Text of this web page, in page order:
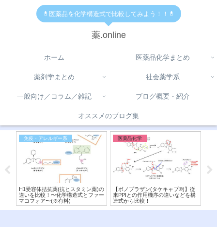
💊医薬品を化学構造式で比較してみよう！！💊
薬.online
ホーム 医薬品化学まとめ
薬剤学まとめ 社会薬学系
一般向け／コラム／雑記 ブログ概要・紹介
オススメのブログ集
免疫・アレルギー系
H1受容体拮抗薬(抗ヒスタミン薬)の
違いを比較！〜化学構造式とファー
マコフォア〜(※有料)
医薬品化学
【ボノプラザン(タケキャブ®︎)】従
来PPIとの作用機序の違いなどを構
造式から比較！